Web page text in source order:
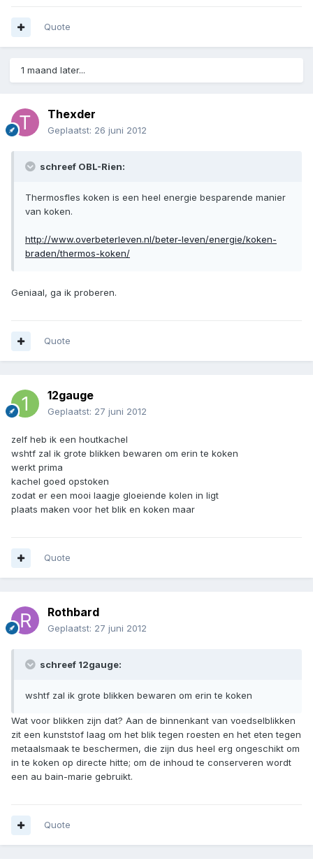
Quote
1 maand later...
Thexder
Geplaatst: 26 juni 2012
schreef OBL-Rien:
Thermosfles koken is een heel energie besparende manier
van koken.
http://www.overbeterleven.nl/beter-leven/energie/koken-
braden/thermos-koken/
Geniaal, ga ik proberen.
Quote
12gauge
Geplaatst: 27 juni 2012
zelf heb ik een houtkachel
wshtf zal ik grote blikken bewaren om erin te koken
werkt prima
kachel goed opstoken
zodat er een mooi laagje gloeiende kolen in ligt
plaats maken voor het blik en koken maar
Quote
Rothbard
Geplaatst: 27 juni 2012
schreef 12gauge:
wshtf zal ik grote blikken bewaren om erin te koken
Wat voor blikken zijn dat? Aan de binnenkant van voedselblikken
zit een kunststof laag om het blik tegen roesten en het eten tegen
metaalsmaak te beschermen, die zijn dus heel erg ongeschikt om
in te koken op directe hitte; om de inhoud te conserveren wordt
een au bain-marie gebruikt.
Quote